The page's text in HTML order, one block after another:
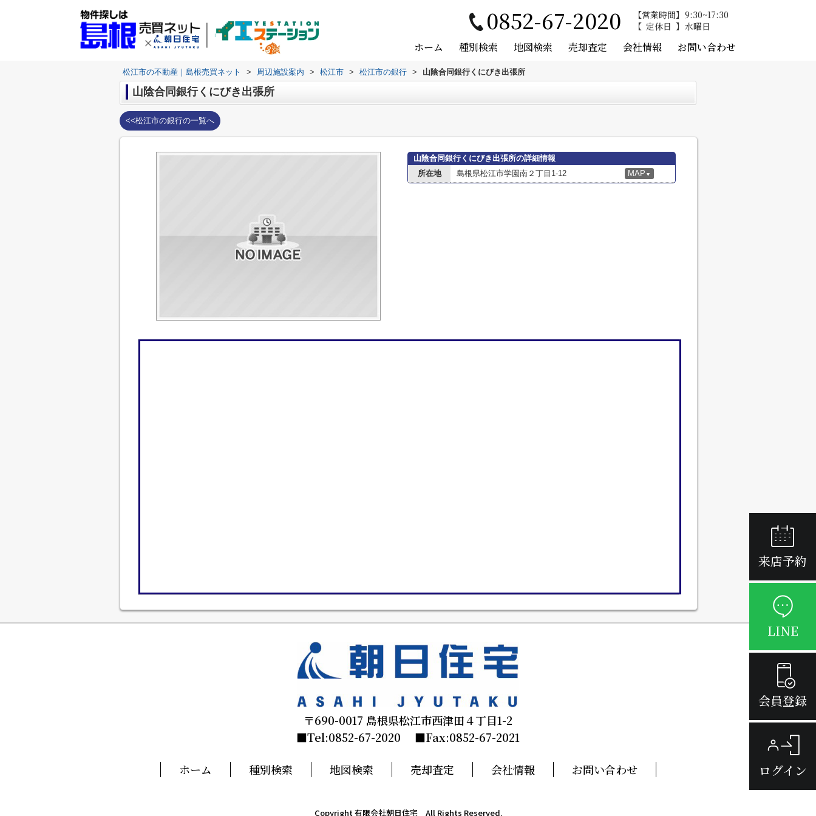
0852-67-2020 営業時間
9:30~17:30
定休日
水曜日
ホーム 種別検索 地図検索 売却査定 会社情報 お問い合わせ
来店予約
LINE
会員登録
ログイン
松江市の不動産｜島根売買ネット > 周辺施設案内 > 松江市 > 松江市の銀行 > 山陰合同銀行くにびき出張所
山陰合同銀行くにびき出張所
<<松江市の銀行の一覧へ
山陰合同銀行くにびき出張所の詳細情報
所在地
島根県松江市学園南２丁目1-12 MAP ▼
〒690-0017 島根県松江市西津田４丁目1-2
■Tel:0852-67-2020 ■Fax:0852-67-2021
ホーム 種別検索 地図検索 売却査定 会社情報 お問い合わせ
Copyright 有限会社朝日住宅 All Rights Reserved.